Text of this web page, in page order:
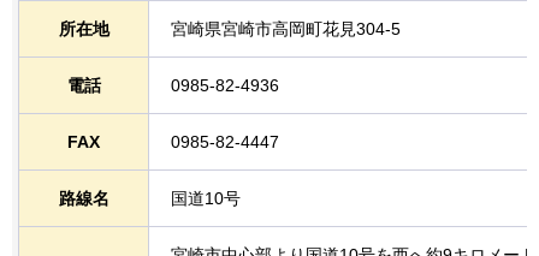
所在地 宮崎県宮崎市高岡町花見304-5
電話 0985-82-4936
FAX 0985-82-4447
路線名 国道10号